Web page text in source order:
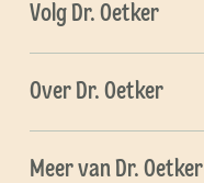
Volg Dr. Oetker
Over Dr. Oetker
Meer van Dr. Oetker